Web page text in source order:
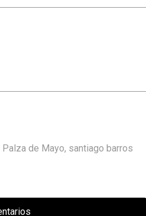
Palza de Mayo, santiago barros